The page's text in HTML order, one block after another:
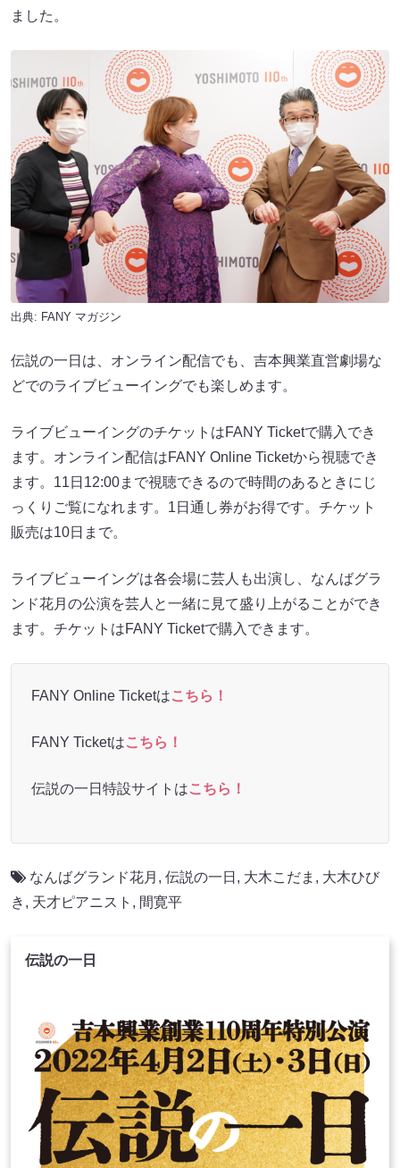
ました。
出典: FANY マガジン
伝説の一日は、オンライン配信でも、吉本興業直営劇場な
どでのライブビューイングでも楽しめます。
ライブビューイングのチケットはFANY Ticketで購入でき
ます。オンライン配信はFANY Online Ticketから視聴でき
ます。11日12:00まで視聴できるので時間のあるときにじ
っくりご覧になれます。1日通し券がお得です。チケット
販売は10日まで。
ライブビューイングは各会場に芸人も出演し、なんばグラ
ンド花月の公演を芸人と一緒に見て盛り上がることができ
ます。チケットはFANY Ticketで購入できます。
FANY Online Ticketはこちら！
FANY Ticketはこちら！
伝説の一日特設サイトはこちら！
なんばグランド花月 , 伝説の一日 , 大木こだま , 大木ひび
き , 天才ピアニスト , 間寛平
伝説の一日